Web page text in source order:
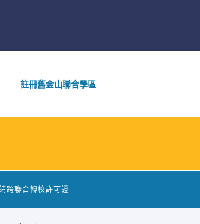
註冊舊金山聯合學區
跨聯合轉校許可證